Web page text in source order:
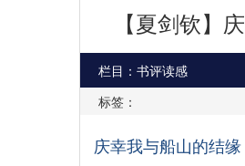
【夏剑钦
栏目：书评读感
标签：
庆幸我与船山的结缘